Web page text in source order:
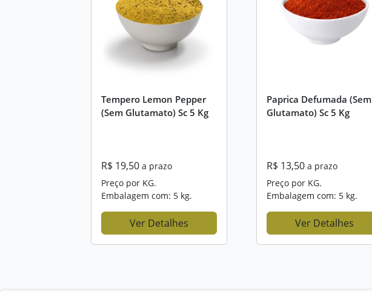
Tempero Lemon Pepper
(sem Glutamato) Sc 5 Kg
R$ 19,50 a prazo
Preço por KG.
Embalagem com: 5 kg.
Ver Detalhes
Paprica Defumada (sem
Glutamato) Sc 5 Kg
R$ 13,50 a prazo
Preço por KG.
Embalagem com: 5 kg.
Ver Detalhes